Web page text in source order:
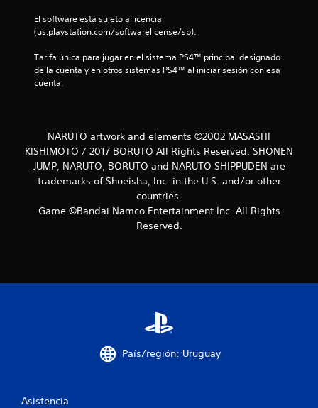
c
c
o
e
r
El software está sujeto a licencia
(us.playstation.com/softwarelicense/sp).
Tarifa única para jugar en el sistema PS4™ principal designado
de la cuenta y en otros sistemas PS4™ al iniciar sesión con esa
cuenta.
NARUTO artwork and elements ©2002 MASASHI
KISHIMOTO / 2017 BORUTO All Rights Reserved. SHONEN
JUMP, NARUTO, BORUTO and NARUTO SHIPPUDEN are
trademarks of Shueisha, Inc. in the U.S. and/or other
countries.
Game ©Bandai Namco Entertainment Inc. All Rights
Reserved.
País/región: Uruguay
Asistencia